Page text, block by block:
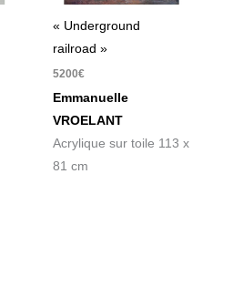
« Underground
railroad »
5200€
Emmanuelle
VROELANT
Acrylique sur toile 113 x
81 cm